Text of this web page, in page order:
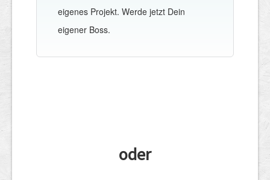
eigenes Projekt. Werde jetzt Dein
eigener Boss.
oder